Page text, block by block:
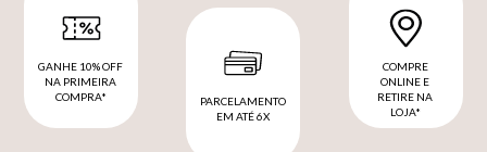
GANHE 10% OFF
NA PRIMEIRA
COMPRA*
PARCELAMENTO
EM ATÉ 6X
COMPRE
ONLINE E
RETIRE NA
LOJA*